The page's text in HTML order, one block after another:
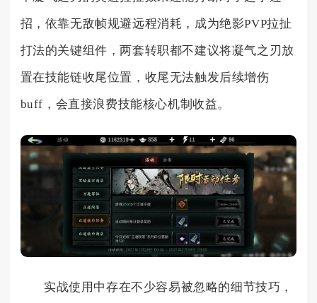
招，依靠无敌帧规避远程消耗，成为绝影PVP拉扯
打法的关键组件，两套转职都不建议将凝气之刃放
置在技能链收尾位置，收尾无法触发后续增伤
buff，会直接浪费技能核心机制收益。
实战使用中存在不少容易被忽略的细节技巧，